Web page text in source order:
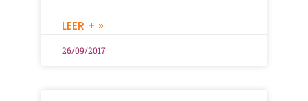
LEER + »
26/09/2017